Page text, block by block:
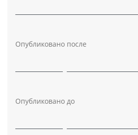
Опубликовано после
Опубликовано до